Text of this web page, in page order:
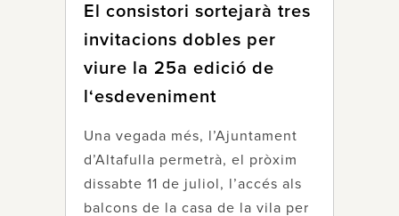
El consistori sortejarà tres
invitacions dobles per
viure la 25a edició de
l‘esdeveniment
Una vegada més, l’Ajuntament
d’Altafulla permetrà, el pròxim
dissabte 11 de juliol, l’accés als
balcons de la casa de la vila per